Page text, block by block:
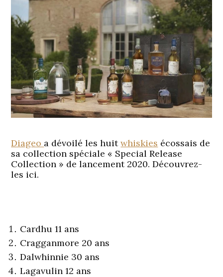
Diageo a dévoilé les huitwhiskies écossais de
sa collection spéciale « Special Release
Collection » de lancement 2020. Découvrez-
les ici.
Cardhu 11 ans
Cragganmore 20 ans
Dalwhinnie 30 ans
Lagavulin 12 ans